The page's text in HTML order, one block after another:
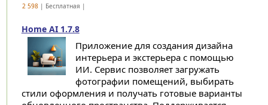
2 598| Бесплатная |
Home AI 1.7.8
Приложение для создания дизайна
интерьера и экстерьера с помощью
ИИ. Сервис позволяет загружать
фотографии помещений, выбирать
стили оформления и получать готовые варианты